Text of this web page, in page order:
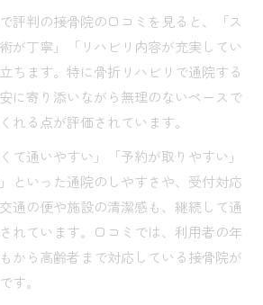
評判の接骨院の口コミを見ると、「ス
が丁寧」「リハビリ内容が充実してい
ちます。特に骨折リハビリで通院する
に寄り添いながら無理のないペースで
れる点が評価されています。
て通いやすい」「予約が取りやすい」
といった通院のしやすさや、受付対応
通の便や施設の清潔感も、継続して通
れています。口コミでは、利用者の年
から高齢者まで対応している接骨院が
す。